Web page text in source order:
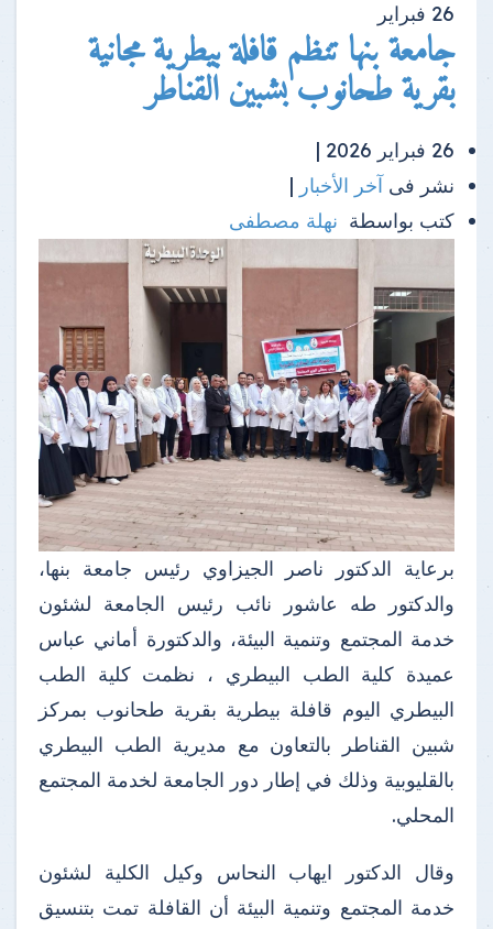
26 فبراير
جامعة بنها تنظم قافلة بيطرية مجانية
بقرية طحانوب بشبين القناطر
26 فبراير 2026 |
نشر فى آخر الأخبار |
كتب بواسطة نهلة مصطفى
برعاية الدكتور ناصر الجيزاوي رئيس جامعة بنها،
والدكتور طه عاشور نائب رئيس الجامعة لشئون
خدمة المجتمع وتنمية البيئة، والدكتورة أماني عباس
عميدة كلية الطب البيطري ، نظمت كلية الطب
البيطري اليوم قافلة بيطرية بقرية طحانوب بمركز
شبين القناطر بالتعاون مع مديرية الطب البيطري
بالقليوبية وذلك في إطار دور الجامعة لخدمة المجتمع
المحلي.
وقال الدكتور ايهاب النحاس وكيل الكلية لشئون
خدمة المجتمع وتنمية البيئة أن القافلة تمت بتنسيق